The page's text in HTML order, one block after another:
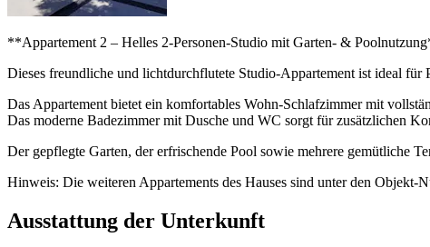
**Appartement 2 – Helles 2-Personen-Studio mit Garten- &
Dieses freundliche und lichtdurchflutete Studio-Appartement ist ideal für
Das Appartement bietet ein komfortables Wohn-Schlafzimmer mit
Das moderne Badezimmer mit Dusche und WC sorgt für zusätzlichen
Der gepflegte Garten, der erfrischende Pool sowie mehrere gemütliche
Hinweis: Die weiteren Appartements des Hauses sind unter den Objekt-
Ausstattung der Unterkunft